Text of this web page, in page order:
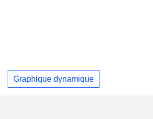
Graphique dynamique